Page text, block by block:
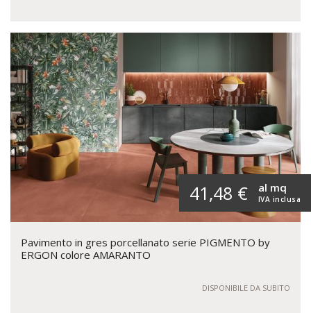
41,48 € IVA inclusa
al mq
Pavimento in gres porcellanato serie PIGMENTO by
ERGON colore AMARANTO
DISPONIBILE DA SUBITO